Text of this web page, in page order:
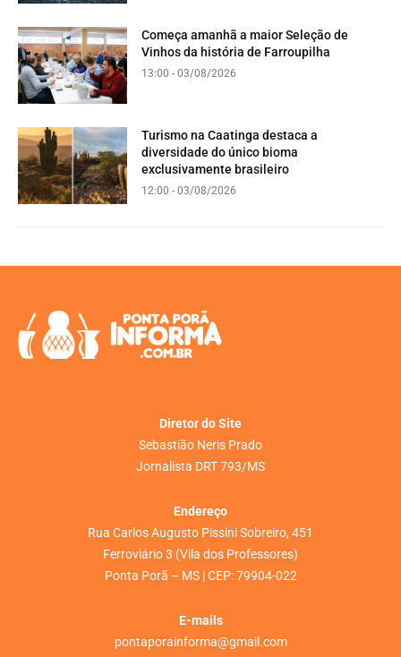
Começa amanhã a maior Seleção de
Vinhos da história de Farroupilha
13:00 - 03/08/2026
Turismo na Caatinga destaca a
diversidade do único bioma
exclusivamente brasileiro
12:00 - 03/08/2026
Diretor do Site
Sebastião Neris Prado
Jornalista DRT 793/MS
Endereço
Rua Carlos Augusto Pissini Sobreiro, 451
Ferroviário 3 (Vila dos Professores)
Ponta Porã – MS | CEP: 79904-022
E-mails
pontaporainforma@gmail.com